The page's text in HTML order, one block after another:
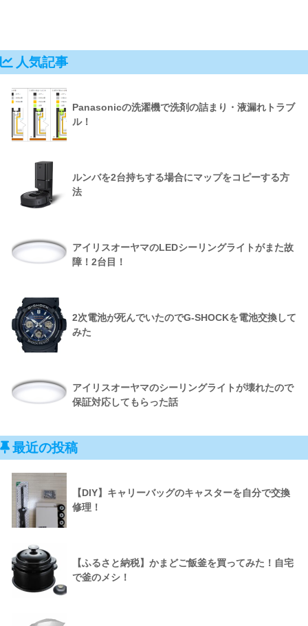
人気記事
Panasonicの洗濯機で洗剤の詰まり・液漏れトラブ
ル！
ルンバを2台持ちする場合にマップをコピーする方
法
アイリスオーヤマのLEDシーリングライトがまた故
障！2台目！
2次電池が死んでいたのでG-SHOCKを電池交換して
みた
アイリスオーヤマのシーリングライトが壊れたので
保証対応してもらった話
最近の投稿
【DIY】キャリーバッグのキャスターを自分で交換
修理！
【ふるさと納税】かまどご飯釜を買ってみた！自宅
で釜のメシ！